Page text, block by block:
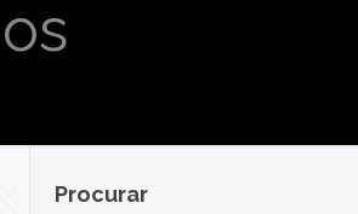
Procurar